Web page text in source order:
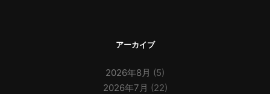
アーカイブ
2026年8月 (5)
2026年7月 (22)